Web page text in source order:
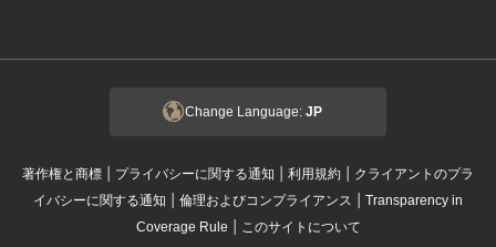
Change Language: JP
著作権と商標 | プライバシーに関する通知 | 利用規約 | クライアントのプラ
イバシーに関する通知 | 倫理およびコンプライアンス | Transparency in
Coverage Rule | このサイトについて